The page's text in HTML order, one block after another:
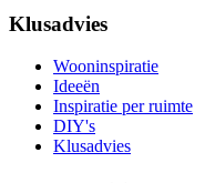
Klusadvies
Wooninspiratie
Ideeën
Inspiratie per ruimte
DIY's
Klusadvies